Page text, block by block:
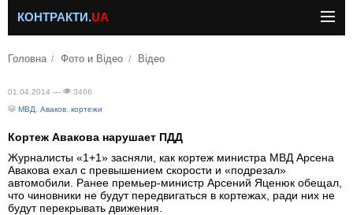
КОНТРАКТИ.UA
Головна Фото и Відео Відео
01.04.2014 —
3466
МВД
Аваков кортежи
Кортеж Авакова нарушает ПДД
Журналисты «1+1» засняли, как кортеж министра МВД Арсена
Авакова ехал с превышением скорости и «подрезал»
автомобили. Ранее премьер-министр Арсений Яценюк обещал,
что чиновники не будут передвигаться в кортежах, ради них не
будут перекрывать движения.